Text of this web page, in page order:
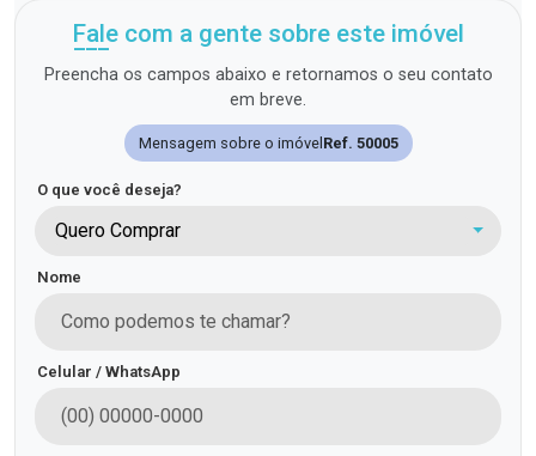
Fale com a gente sobre este imóvel
Preencha os campos abaixo e retornamos o seu contato
em breve.
Mensagem sobre o imóvel Ref. 50005
O que você deseja?
Quero Comprar
Nome
Celular / WhatsApp